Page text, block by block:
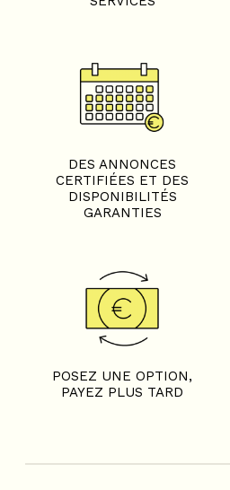
DES ANNONCES
CERTIFIÉES ET DES
DISPONIBILITÉS
GARANTIES
POSEZ UNE OPTION,
PAYEZ PLUS TARD